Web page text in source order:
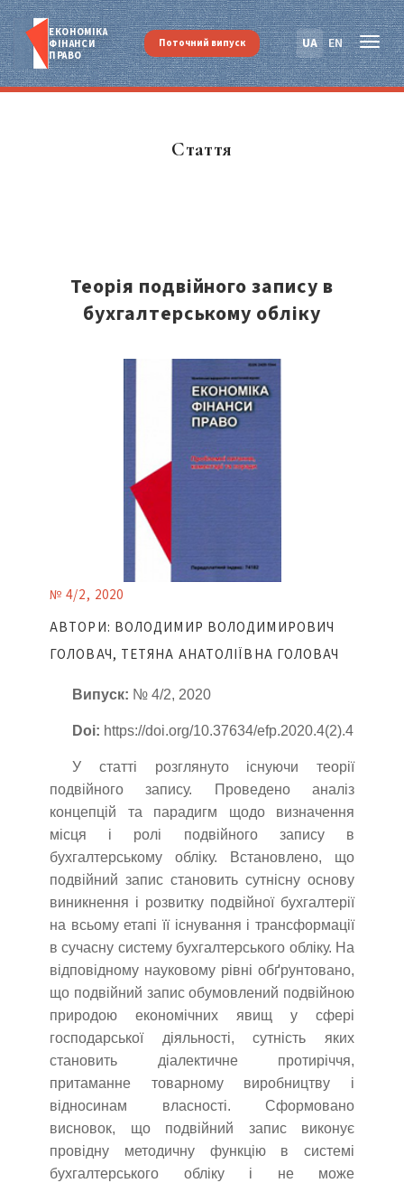
ЕКОНОМІКА
ФІНАНСИ
ПРАВО
UA EN
Поточний випуск
Стаття
Теорія подвійного запису в
бухгалтерському обліку
№ 4/2, 2020
АВТОРИ: ВОЛОДИМИР ВОЛОДИМИРОВИЧ
ГОЛОВАЧ, ТЕТЯНА АНАТОЛІЇВНА ГОЛОВАЧ
Випуск: № 4/2, 2020
Doi: https://doi.org/10.37634/efp.2020.4(2).4
У статті розглянуто існуючи теорії
подвійного запису. Проведено аналіз
концепцій та парадигм щодо визначення
місця і ролі подвійного запису в
бухгалтерському обліку. Встановлено, що
подвійний запис становить сутнісну основу
виникнення і розвитку подвійної бухгалтерії
на всьому етапі її існування і трансформації
в сучасну систему бухгалтерського обліку. На
відповідному науковому рівні обґрунтовано,
що подвійний запис обумовлений подвійною
природою економічних явищ у сфері
господарської діяльності, сутність яких
становить діалектичне протиріччя,
притаманне товарному виробництву і
відносинам власності. Сформовано
висновок, що подвійний запис виконує
провідну методичну функцію в системі
бухгалтерського обліку і не може